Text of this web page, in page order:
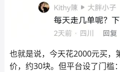
也就是说，今天花2000元买，
价，约30块。但平台设了门槛